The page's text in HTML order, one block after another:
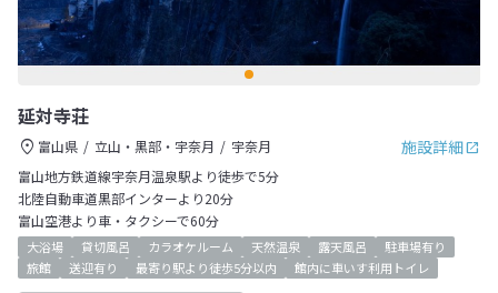
延対寺荘
施設詳細
富山県 立山・黒部・宇奈月
宇奈月
富山地方鉄道線宇奈月温泉駅より徒歩で5分
北陸自動車道黒部インターより20分
富山空港より車・タクシーで60分
大浴場 貸切風呂 カラオケルーム 天然温泉 露天風呂
駐車場有り
旅館
送迎有り 最寄り駅より徒歩5分以内 館内に車いす利用トイレ